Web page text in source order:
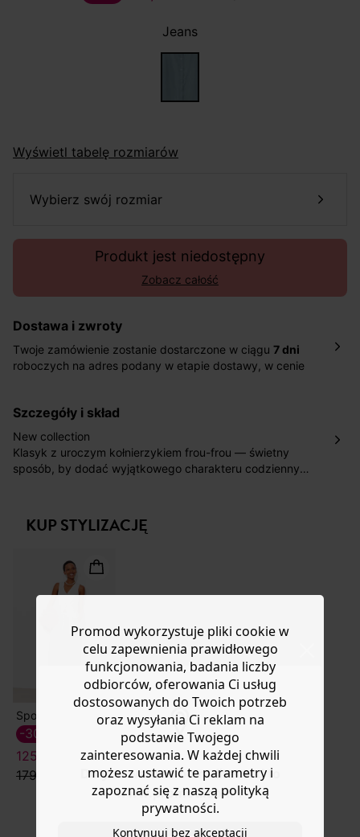
Do you want to be redirected to
www.promod.com ?
Jeans
Wyświetl tabelę rozmiarów
wybierz swój rozmiar
Produkt jest niedostępny
Zobacz całość
Dostawa i zwroty
Twoje zamówienie zostanie dostarczone w ciągu 7 dni
roboczych na adres podany w etapie dostawy, w cenie
pośrednictwem DHL Express.
Nowość: Zamówienia dostarczamy w ciągu 4-6 dni
roboczych do wybranego przez Ciebie paczkomatu , a
koszt przesyłki wynosi 9,40 zł.
Pomoc
szczegóły i skład
New collection
Klasyk z uroczym kołnierzykiem frou-frou — świetny
sposób, by dodać wyjątkowego charakteru codziennym
Prosty krój. Stójka przy szyi. Zapięcie na guziki z
przodu. Długie rękawy typu princess z zapinanymi
Wykończenie przeszyciem. Ta damska koszula
wykonana jest w 100% z lyocellu, materiału z pulpy
drewna eukaliptusowego pochodzącego z
KUP STYLIZACJĘ
Spodnie z szerokimi nogawkami
125,50 ZŁ
179,90 zł
-30%
Promod wykorzystuje pliki cookie w
celu zapewnienia prawidłowego
funkcjonowania, badania liczby
odbiorców, oferowania Ci usług
dostosowanych do Twoich potrzeb
oraz wysyłania Ci reklam na
podstawie Twojego
zainteresowania. W każdej chwili
możesz ustawić te parametry i
zapoznać się z naszą polityką
prywatności.
Kontynuuj bez akceptacji